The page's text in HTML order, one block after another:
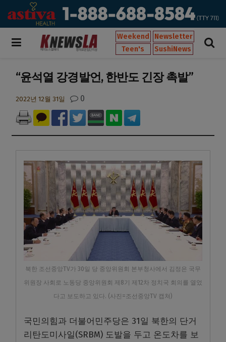
Weekend
Newsletter
Teen's
SushiNews
“윤석열 강경발언, 한반도 긴장 촉발”
2022년 12월 31일 0
북한 조선중앙TV가 30일 당 중앙위원회 본부청사에서 김정은 국무
위원장 사회로 노동당 중앙위원회 제8기 제12차 정치국 회의를 열었
다고 보도하고 있다. (사진=조선중앙TV 캡쳐)
국민의힘과 더불어민주당은 31일 북한의 단거
리탄도미사일(SRBM) 도발을 두고 온도차를 보